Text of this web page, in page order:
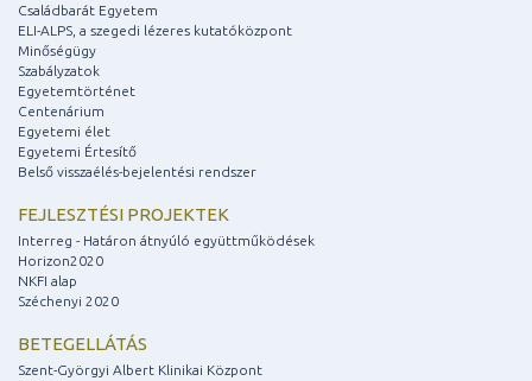
Családbarát Egyetem
ELI-ALPS, a szegedi lézeres kutatóközpont
Minőségügy
Szabályzatok
Egyetemtörténet
Centenárium
Egyetemi élet
Egyetemi Értesítő
Belső visszaélés-bejelentési rendszer
FEJLESZTÉSI PROJEKTEK
Interreg - Határon átnyúló együttműködések
Horizon2020
NKFI alap
Széchenyi 2020
BETEGELLÁTÁS
Szent-Györgyi Albert Klinikai Központ